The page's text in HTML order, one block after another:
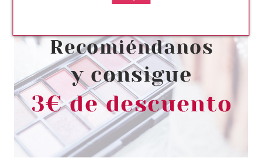
75 ML VP RECARGABLE
-35% 55.00€